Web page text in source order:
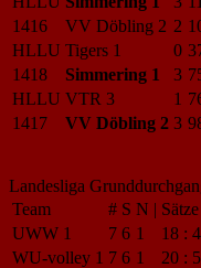
1416
VV Döbling 2 2
HLLU Tigers 1 0
1418
Simmering 1 3
HLLU VTR 3 1
1417
VV Döbling 2 3
Landesliga
Team
# S N | Sätze
UWW 1
7 6 1 18 : 4
WU-volley 1 7 6 1 20 : 5